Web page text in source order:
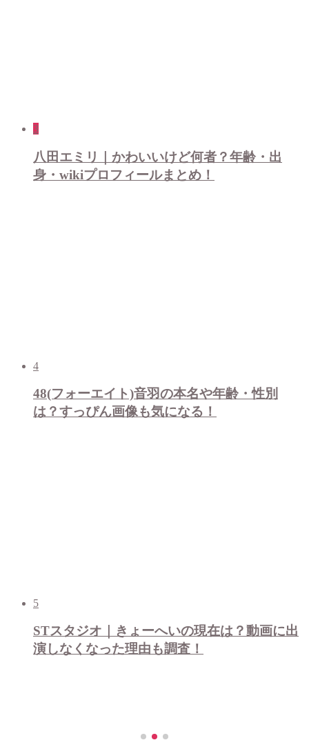
3
八田エミリ｜かわいいけど何者？年齢・出
身・wikiプロフィールまとめ！
4
48(フォーエイト)音羽の本名や年齢・性別
は？すっぴん画像も気になる！
5
STスタジオ｜きょーへいの現在は？動画に出
演しなくなった理由も調査！